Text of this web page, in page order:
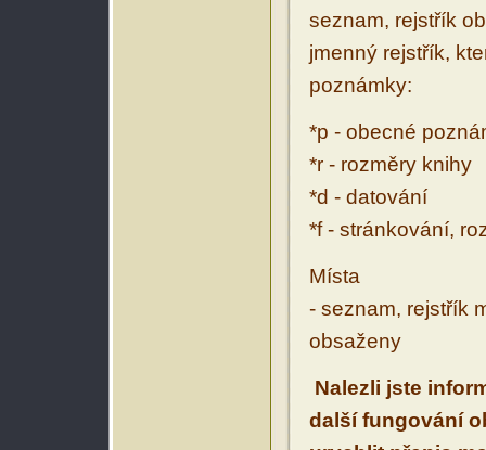
seznam, rejstřík
jmenný rejstřík,
poznámky:
*p - obecné
*r - rozměry knihy
*d - datování
*f - stránkování,
Místa
- seznam, rejstřík
obsaženy
Nalezli jste
další fungování